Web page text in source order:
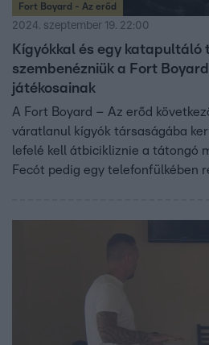
Fort Boyard - Az erőd
2024. szeptember 19. 22:00
Kígyókkal és egy katapultáló
szembenézniük a Fort
játékosainak
A Fort Boyard – Az erőd
váratlanul kígyók társaságába
lefelé kell átbicikliznie a tátongó
Fecót pedig egy telefonfülkében